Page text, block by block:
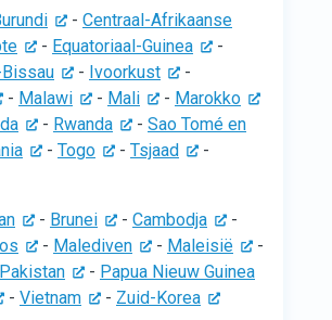
- Centraal-Afrikaanse
- Equatoriaal-Guinea
-
- Ivoorkust
-
- Malawi - Mali - Marokko
- Rwanda - Sao Tomé en
- Togo - Tsjaad
-
- Brunei - Cambodja
-
- Malediven - Maleisië
-
Pakistan - Papua Nieuw Guinea
- Vietnam - Zuid-Korea